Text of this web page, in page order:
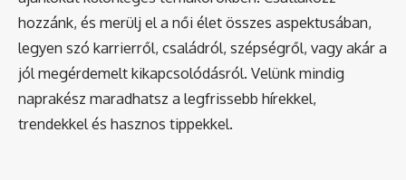
hozzánk, és merülj el a női élet összes aspektusában,
legyen szó karrierről, családról, szépségről, vagy akár a
jól megérdemelt kikapcsolódásról. Velünk mindig
naprakész maradhatsz a legfrissebb hírekkel,
trendekkel és hasznos tippekkel.